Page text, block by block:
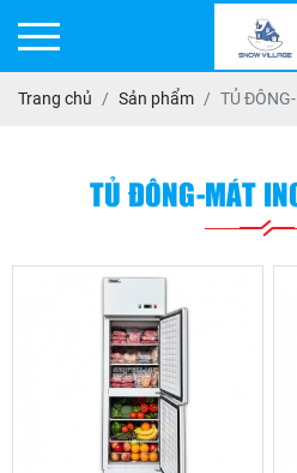
Trang chủ Sản phẩm TỦ
TỦ ĐÔNG-MÁT